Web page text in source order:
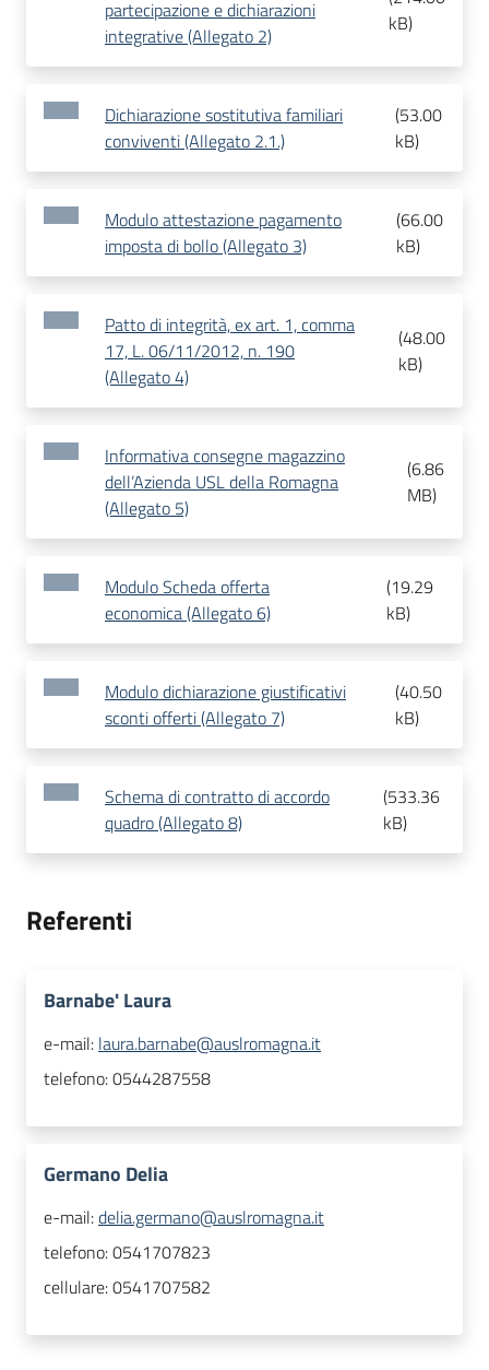
partecipazione e dichiarazioni
integrative (Allegato 2)
kB)
Dichiarazione sostitutiva familiari
conviventi (Allegato 2.1.)
(53.00
kB)
Modulo attestazione pagamento
imposta di bollo (Allegato 3)
(66.00
kB)
Patto di integrità, ex art. 1, comma
17, L. 06/11/2012, n. 190
(Allegato 4)
(48.00
kB)
Informativa consegne magazzino
dell’Azienda USL della Romagna
(Allegato 5)
(6.86
MB)
Modulo Scheda offerta
economica (Allegato 6)
(19.29
kB)
Modulo dichiarazione giustificativi
sconti offerti (Allegato 7)
(40.50
kB)
Schema di contratto di accordo
quadro (Allegato 8)
(533.36
kB)
Referenti
Barnabe' Laura
e-mail: laura.barnabe@auslromagna.it
telefono:0544287558
Germano Delia
e-mail:delia.germano@auslromagna.it
telefono:0541707823
cellulare:0541707582